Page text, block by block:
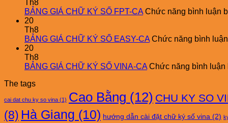
Th8
BẢNG GIÁ CHỮ KÝ SỐ FPT-CA Chức năng bình luận
20
Th8
BẢNG GIÁ CHỮ KÝ SỐ EASY-CA Chức năng bình
20
Th8
BẢNG GIÁ CHỮ KÝ SỐ VINA-CA Chức năng bình luận
The tags
cai dat chu ky so vina (1) Cao Bằng (12) CHU KY SO
(8) Hà Giang (10) hướng dẫn cài đặt chữ ký số vina (2)